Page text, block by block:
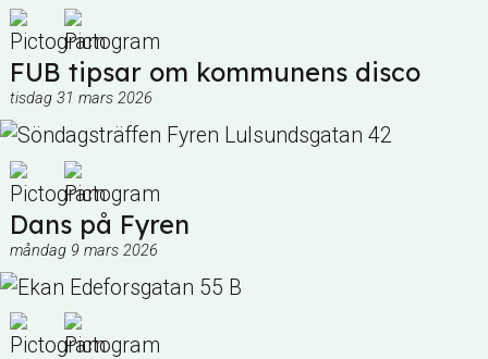
FUB tipsar om kommunens disco
tisdag 31 mars 2026
Dans på Fyren
måndag 9 mars 2026